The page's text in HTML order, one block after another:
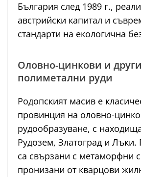
България след 1989 г.,
австрийски капитал и
стандарти на екологична
Оловно-цинкови и други
полиметални руди
Родопският масив е
провинция на оловно-
рудообразуване, с
Рудозем, Златоград и Лъки.
са свързани с метаморфни
пронизани от кварцови